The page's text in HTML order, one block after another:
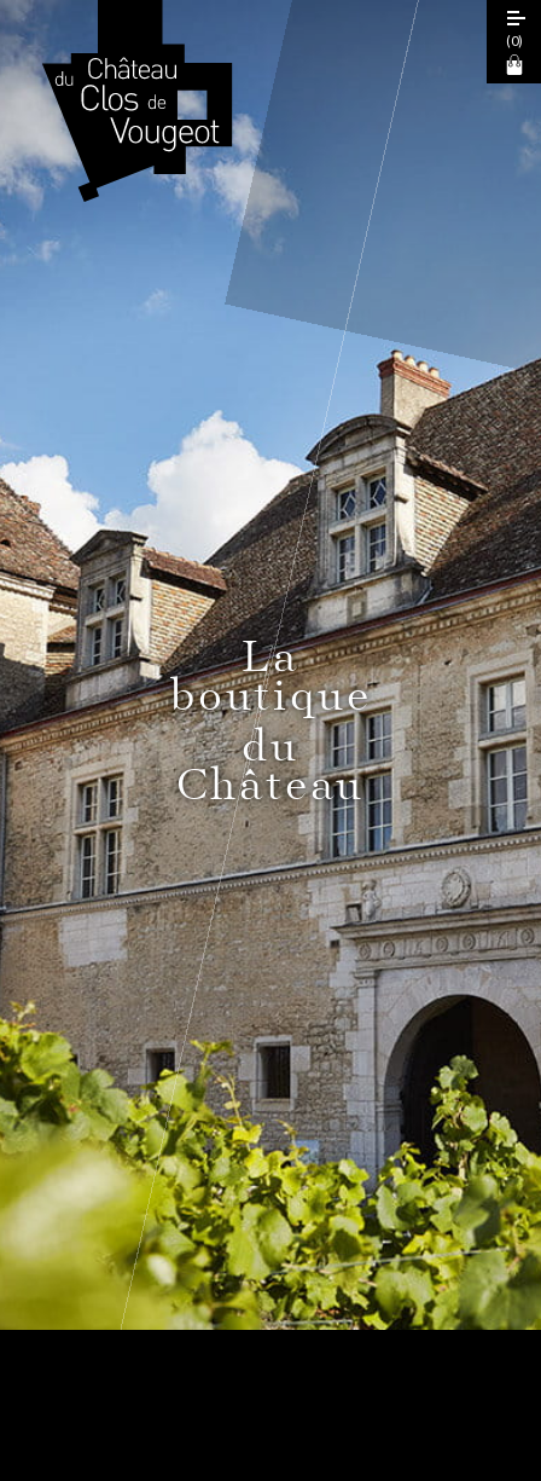
Journées Européennes du Patrimoine
Expérience Sensorielle Cœur de Climats
La Table de Léonce
Pass Bourgogne Spirituelle
Le Comptoir du Bénaton
Mariages
Réceptions, cocktails & événements
professionnels
(0)
La
boutique
du
Château